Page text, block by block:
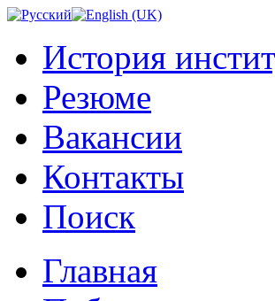
История
Резюме
Вакансии
Контакты
Поиск
Главная